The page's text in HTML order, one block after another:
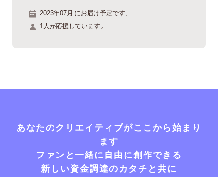
2023年07月 にお届け予定です。
1人が応援しています。
あなたのクリエイティブがここから始まり
ます
ファンと一緒に自由に創作できる
新しい資金調達のカタチと共に